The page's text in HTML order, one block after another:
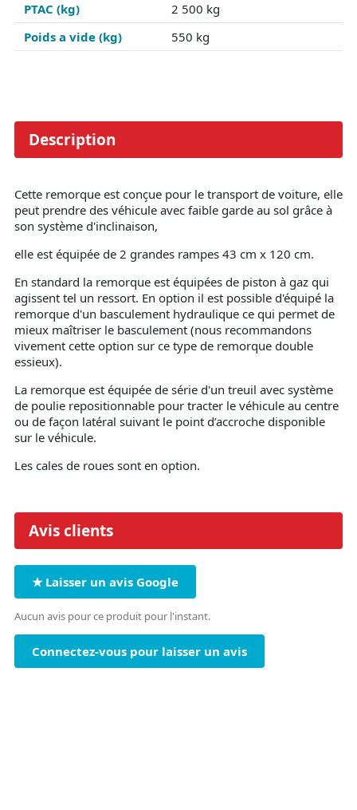
PTAC (kg)
2 500 kg
Poids a vide (kg)
550 kg
Description
Cette remorque est conçue pour le transport de voiture, elle
peut prendre des véhicule avec faible garde au sol grâce à
son système d'inclinaison,
elle est équipée de 2 grandes rampes 43 cm x 120 cm.
En standard la remorque est équipées de piston à gaz qui
agissent tel un ressort. En option il est possible d'équipé la
remorque d'un basculement hydraulique ce qui permet de
mieux maîtriser le basculement (nous recommandons
vivement cette option sur ce type de remorque double
essieux).
La remorque est équipée de série d'un treuil avec système
de poulie repositionnable pour tracter le véhicule au centre
ou de façon latéral suivant le point d’accroche disponible
sur le véhicule.
Les cales de roues sont en option.
Avis clients
★ Laisser un avis Google
Aucun avis pour ce produit pour l'instant.
Connectez-vous pour laisser un avis